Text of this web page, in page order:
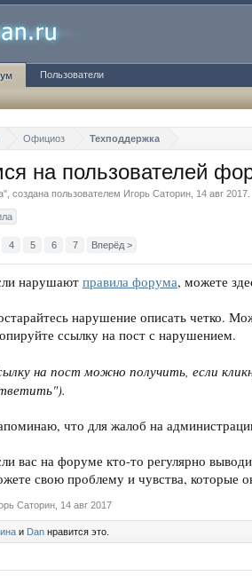
Официоз Техподдержка
на пользователей
", создана пользователем Игорь Саторин 14 авг 2017
4 5 6 7 Вперёд >
нарушают правила форума, можете
нарушение описать четко.
ссылку на пост с нарушением.
на пост можно получить, если
что для жалоб на
вас на форуме кто-то регулярно
свою проблему и чувства, которые
Саторин 14 авг 2017
и Dan нравится это.
Пользователи